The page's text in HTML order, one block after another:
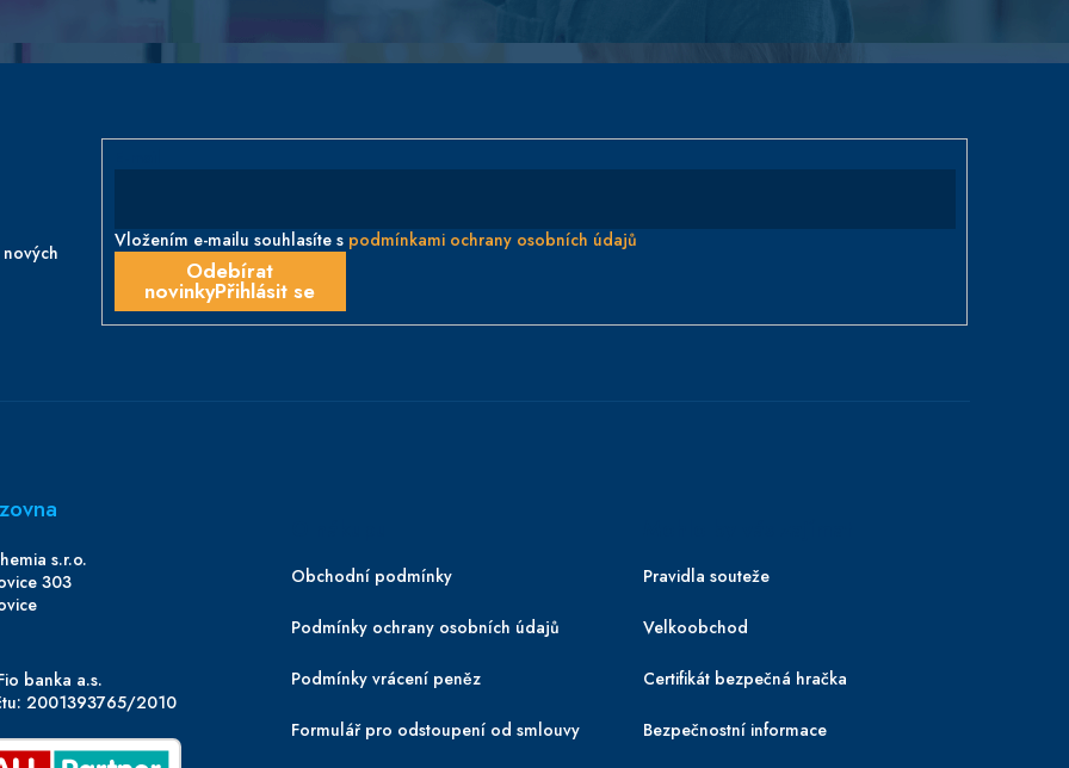
Vložením e-mailu souhlasíte s podmínkami ochrany osobních údajů
Přihlásit se
s.r.o.
303
banka a.s.
2001393765/2010
Obchodní podmínky
Podmínky ochrany osobních údajů
Podmínky vrácení peněz
Formulář pro odstoupení od smlouvy
Pravidla souteže
Velkoobchod
Certifikát bezpečná hračka
Bezpečnostní informace